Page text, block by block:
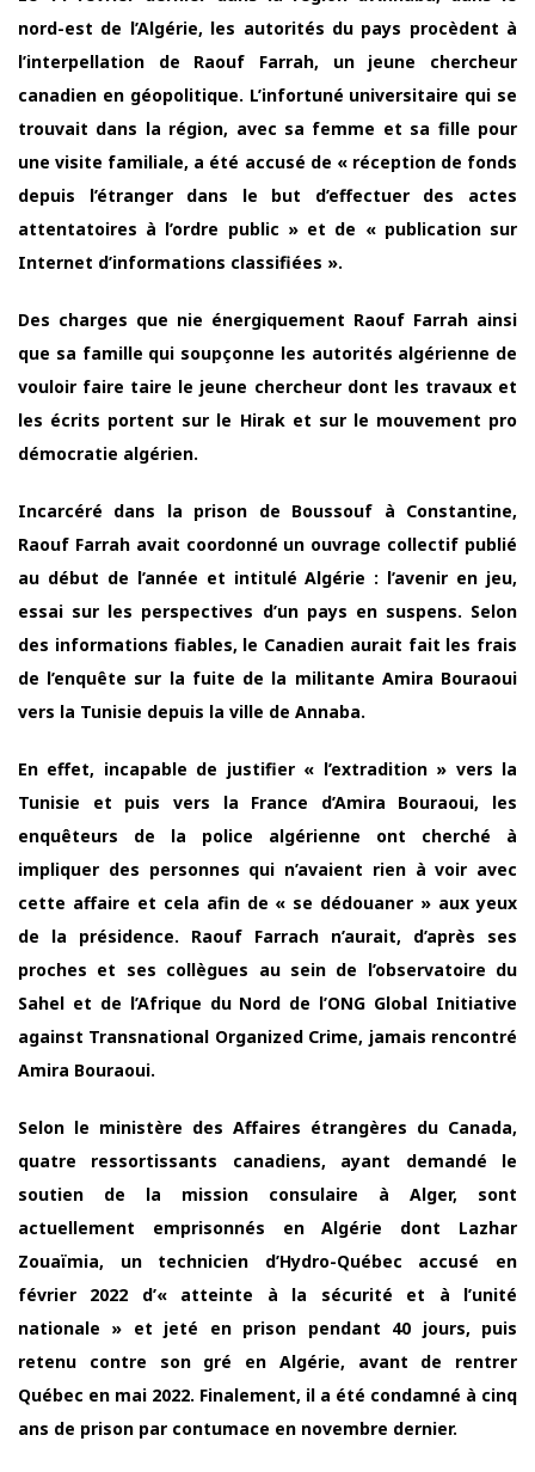
nord-est de l’Algérie, les autorités du pays procèdent à
l’interpellation de Raouf Farrah, un jeune chercheur
canadien en géopolitique. L’infortuné universitaire qui se
trouvait dans la région, avec sa femme et sa fille pour
une visite familiale, a été accusé de « réception de fonds
depuis l’étranger dans le but d’effectuer des actes
attentatoires à l’ordre public » et de « publication sur
Internet d’informations classifiées ».
Des charges que nie énergiquement Raouf Farrah ainsi
que sa famille qui soupçonne les autorités algérienne de
vouloir faire taire le jeune chercheur dont les travaux et
les écrits portent sur le Hirak et sur le mouvement pro
démocratie algérien.
Incarcéré dans la prison de Boussouf à Constantine,
Raouf Farrah avait coordonné un ouvrage collectif publié
au début de l’année et intitulé Algérie : l’avenir en jeu,
essai sur les perspectives d’un pays en suspens. Selon
des informations fiables, le Canadien aurait fait les frais
de l’enquête sur la fuite de la militante Amira Bouraoui
vers la Tunisie depuis la ville de Annaba.
En effet, incapable de justifier « l’extradition » vers la
Tunisie et puis vers la France d’Amira Bouraoui, les
enquêteurs de la police algérienne ont cherché à
impliquer des personnes qui n’avaient rien à voir avec
cette affaire et cela afin de « se dédouaner » aux yeux
de la présidence. Raouf Farrach n’aurait, d’après ses
proches et ses collègues au sein de l’observatoire du
Sahel et de l’Afrique du Nord de l’ONG Global Initiative
against Transnational Organized Crime, jamais rencontré
Amira Bouraoui.
Selon le ministère des Affaires étrangères du Canada,
quatre ressortissants canadiens, ayant demandé le
soutien de la mission consulaire à Alger, sont
actuellement emprisonnés en Algérie dont Lazhar
Zouaïmia, un technicien d’Hydro-Québec accusé en
février 2022 d’« atteinte à la sécurité et à l’unité
nationale » et jeté en prison pendant 40 jours, puis
retenu contre son gré en Algérie, avant de rentrer
Québec en mai 2022. Finalement, il a été condamné à cinq
ans de prison par contumace en novembre dernier.